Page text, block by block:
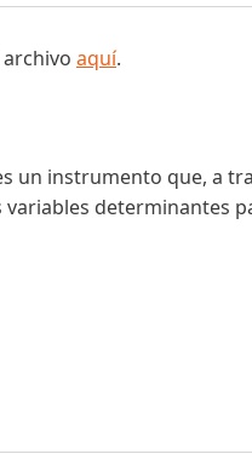
aquí.
un instrumento que, a
determinantes